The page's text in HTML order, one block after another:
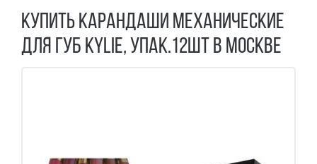
КУПИТЬ КАРАНДАШИ МЕХАНИЧЕСКИЕ
ДЛЯ ГУБ KYLIE, УПАК.12ШТ В МОСКВЕ